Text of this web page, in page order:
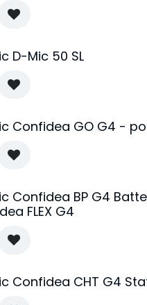
D-Mic 50 SL
Confidea GO G4 -
Confidea BP G4
FLEX G4
Confidea CHT G4